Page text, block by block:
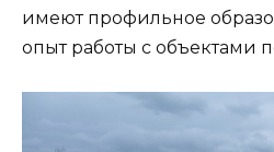
имеют профильное
опыт работы с объектами